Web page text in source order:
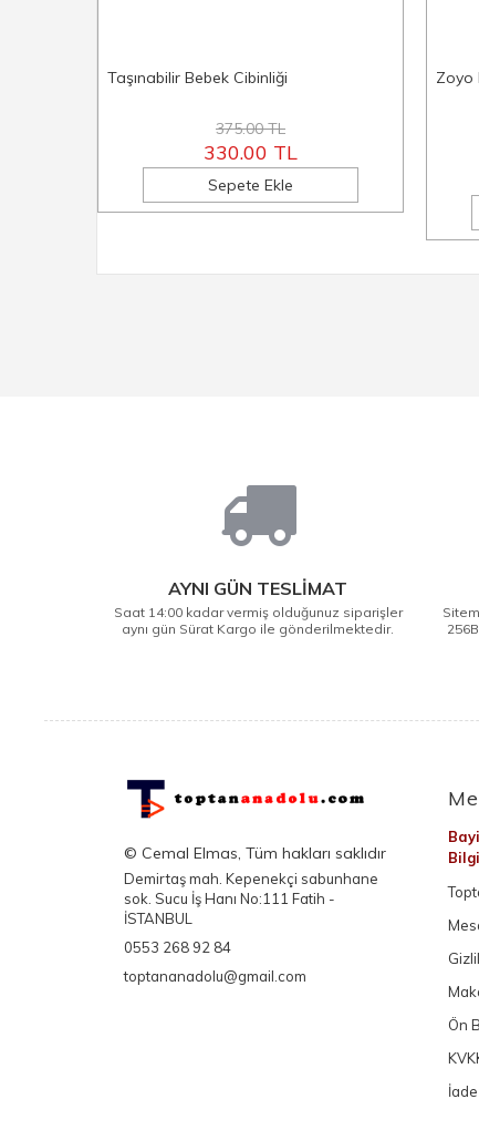
Taşınabilir Bebek Cibinliği
375.00 TL
330.00 TL
Sepete Ekle
Zoyo
AYNI GÜN TESLİMAT
Saat 14:00 kadar vermiş olduğunuz siparişler
aynı gün Sürat Kargo ile gönderilmektedir.
© Cemal Elmas, Tüm hakları saklıdır
Demirtaş mah. Kepenekçi sabunhane
sok. Sucu İş Hanı No:111 Fatih -
İSTANBUL
0553 268 92 84
toptananadolu@gmail.com
Ön